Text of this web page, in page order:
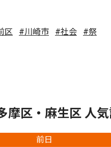
区 #川崎市 #社会 #祭
摩区・麻生区 人
前日